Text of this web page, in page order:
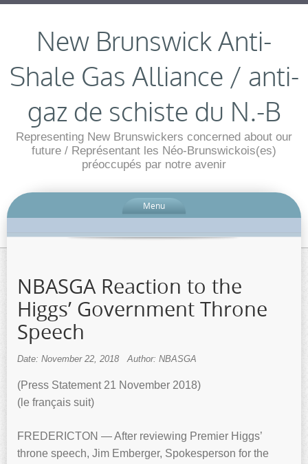
New Brunswick Anti-
Shale Gas Alliance / anti-
gaz de schiste du N.-B
Representing New Brunswickers concerned about our
future / Représentant les Néo-Brunswickois(es)
préoccupés par notre avenir
Menu
NBASGA Reaction to the
Higgs’ Government Throne
Speech
Date: November 22, 2018 Author: NBASGA
(Press Statement 21 November 2018)
(le français suit)
FREDERICTON — After reviewing Premier Higgs’
throne speech, Jim Emberger, Spokesperson for the